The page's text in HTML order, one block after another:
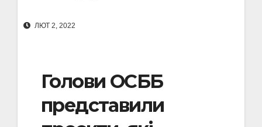
ЛЮТ 2, 2022
Голови ОСББ
представили